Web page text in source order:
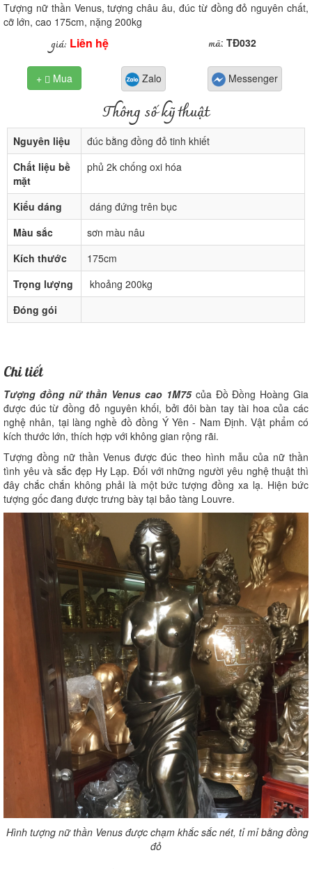
Tượng nữ thần Venus, tượng châu âu, đúc từ đồng đỏ nguyên chất,
cỡ lớn, cao 175cm, nặng 200kg
giá: Liên hệ mã: TĐ032
+  Mua Zalo Messenger
Thông số kỹ thuật
Nguyên liệu
đúc bằng đồng đỏ tinh khiết
Chất liệu bề
mặt
phủ 2k chống oxi hóa
Kiểu dáng
dáng đứng trên bục
Màu sắc
sơn màu nâu
Kích thước
175cm
Trọng lượng
khoảng 200kg
Đóng gói
Chi tiết
Tượng đồng nữ thần Venus cao 1M75của Đồ Đồng Hoàng Gia
được đúc từ đồng đỏ nguyên khối, bởi đôi bàn tay tài hoa của các
nghệ nhân, tại làng nghề đồ đồng Ý Yên - Nam Định. Vật phẩm có
kích thước lớn, thích hợp với không gian rộng rãi.
Tượng đồng nữ thần Venus được đúc theo hình mẫu của nữ thần
tình yêu và sắc đẹp Hy Lạp. Đối với những người yêu nghệ thuật thì
đây chắc chắn không phải là một bức tượng đồng xa lạ. Hiện bức
tượng gốc đang được trưng bày tại bảo tàng Louvre.
Hình tượng nữ thần Venus được chạm khắc sắc nét, tỉ mỉ bằng đồng
đỏ